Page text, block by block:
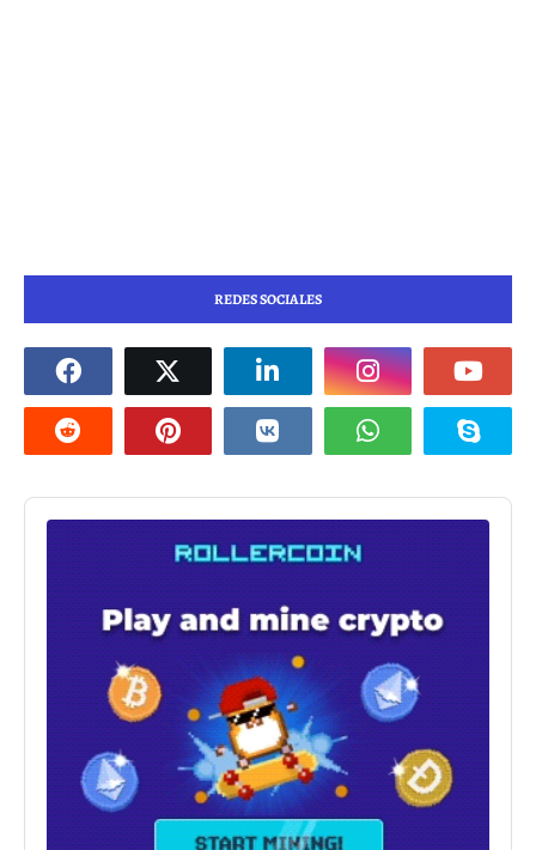
REDES SOCIALES